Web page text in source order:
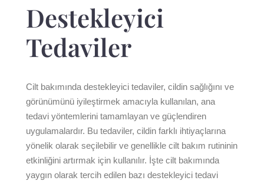
Destekleyici
Tedaviler
Cilt bakımında destekleyici tedaviler, cildin sağlığını ve
görünümünü iyileştirmek amacıyla kullanılan, ana
tedavi yöntemlerini tamamlayan ve güçlendiren
uygulamalardır. Bu tedaviler, cildin farklı ihtiyaçlarına
yönelik olarak seçilebilir ve genellikle cilt bakım rutininin
etkinliğini artırmak için kullanılır. İşte cilt bakımında
yaygın olarak tercih edilen bazı destekleyici tedavi